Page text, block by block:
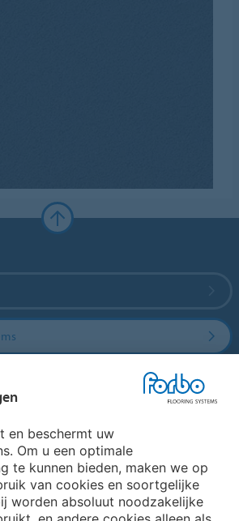
en beschermt uw
Om u een optimale
te kunnen bieden, maken we op
van cookies en soortgelijke
worden absoluut noodzakelijke